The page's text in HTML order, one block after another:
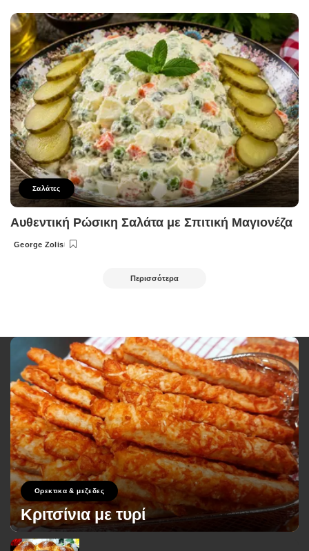
Σαλάτες
Αυθεντική Ρώσικη Σαλάτα με Σπιτική Μαγιονέζα
Posted
George Zolis
Περισσότερα
Ορεκτικα & μεζεδες
Κριτσίνια με τυρί
Posted
George Zolis 15 Μαΐου 2023